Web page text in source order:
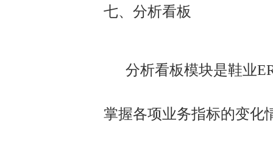
七、分析看板
分析看板模块是鞋业
掌握各项业务指标的变化